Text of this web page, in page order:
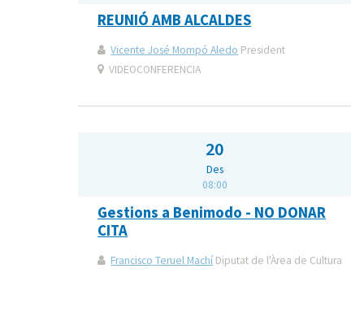
REUNIÓ AMB ALCALDES
Vicente José Mompó Aledo President
VIDEOCONFERENCIA
20
Des
08:00
Gestions a Benimodo - NO DONAR
CITA
Francisco Teruel Machí Diputat de l'Àrea de Cultura